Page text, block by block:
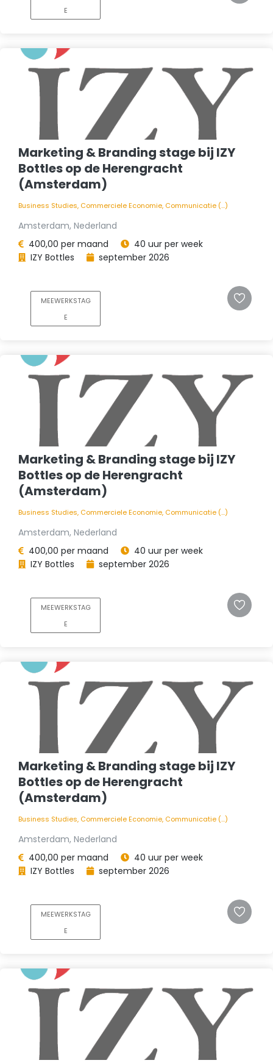
E
Marketing & Branding stage bij IZY
Bottles op de Herengracht
(Amsterdam)
Business Studies, Commerciele Economie, Communicatie (...)
Amsterdam, Nederland
400,00 per maand
40 uur per week
IZY Bottles
september 2026
MEEWERKSTAG
E
Marketing & Branding stage bij IZY
Bottles op de Herengracht
(Amsterdam)
Business Studies, Commerciele Economie, Communicatie (...)
Amsterdam, Nederland
400,00 per maand
40 uur per week
IZY Bottles
september 2026
MEEWERKSTAG
E
Marketing & Branding stage bij IZY
Bottles op de Herengracht
(Amsterdam)
Business Studies, Commerciele Economie, Communicatie (...)
Amsterdam, Nederland
400,00 per maand
40 uur per week
IZY Bottles
september 2026
MEEWERKSTAG
E